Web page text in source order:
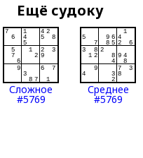
Ещё судоку
Сложное
#5769
Среднее
#5769